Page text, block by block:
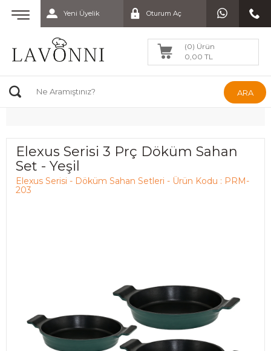
Yeni Üyelik Oturum Aç
(0) Ürün
0,00 TL
ARA
Elexus Serisi 3 Prç Döküm Sahan
Set - Yeşil
Elexus Serisi - Döküm Sahan Setleri - Ürün Kodu : PRM-
203